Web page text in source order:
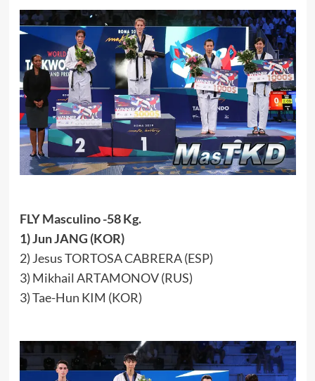
FLY Masculino -58 Kg.
1) Jun JANG (KOR)
2) Jesus TORTOSA CABRERA (ESP)
3) Mikhail ARTAMONOV (RUS)
3) Tae-Hun KIM (KOR)